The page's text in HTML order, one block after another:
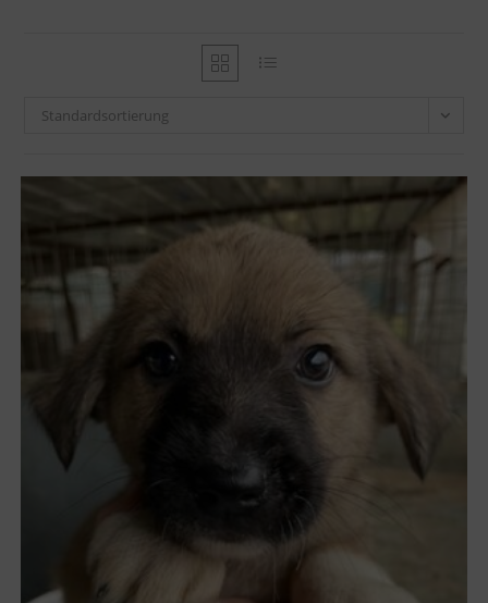
Standardsortierung